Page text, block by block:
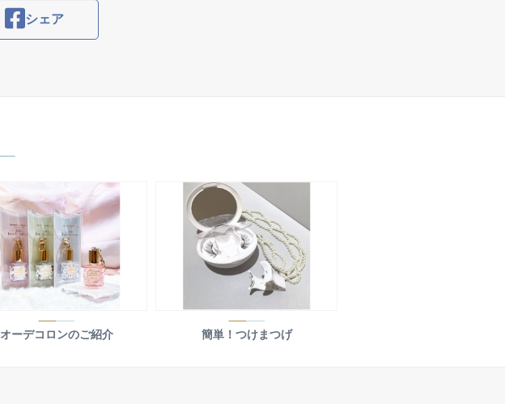
シェア
オーデコロンのご紹介 簡単！つけまつげ